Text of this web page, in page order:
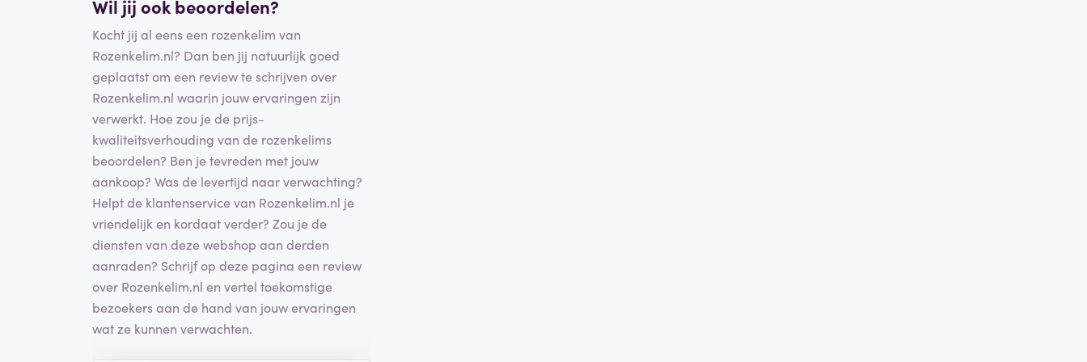
Wil jij ook beoordelen?
Kocht jij al eens een rozenkelim van
Rozenkelim.nl? Dan ben jij natuurlijk goed
geplaatst om een review te schrijven over
Rozenkelim.nl waarin jouw ervaringen zijn
verwerkt. Hoe zou je de prijs-
kwaliteitsverhouding van de rozenkelims
beoordelen? Ben je tevreden met jouw
aankoop? Was de levertijd naar verwachting?
Helpt de klantenservice van Rozenkelim.nl je
vriendelijk en kordaat verder? Zou je de
diensten van deze webshop aan derden
aanraden? Schrijf op deze pagina een review
over Rozenkelim.nl en vertel toekomstige
bezoekers aan de hand van jouw ervaringen
wat ze kunnen verwachten.